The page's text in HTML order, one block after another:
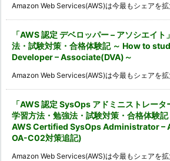
Amazon Web Services(AWS)は今最もシェアを
「AWS 認定 デベロッパー – アソシエイ
法・試験対策・合格体験記 ～ How to
Developer – Associate(DVA)～
Amazon Web Services(AWS)は今最もシェアを
「AWS 認定 SysOps アドミニストレー
学習方法・勉強法・試験対策・合格体験
AWS Certified SysOps Administrator –
OA-C02対策追記)
Amazon Web Services(AWS)は今最もシェアを